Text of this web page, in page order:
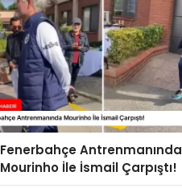
Fenerbahçe Antrenmanında
Mourinho İle İsmail Çarpıştı!